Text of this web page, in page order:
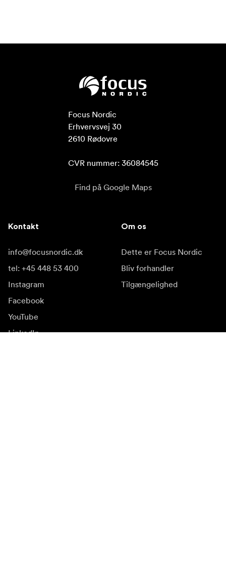
Focus Nordic
Erhvervsvej 30
2610 Rødovre
CVR nummer: 36084545
Find på Google Maps
Kontakt
info@focusnordic.dk
tel: +45 448 53 400
Instagram
Facebook
YouTube
LinkedIn
Om os
Dette er Focus Nordic
Bliv forhandler
Tilgængelighed